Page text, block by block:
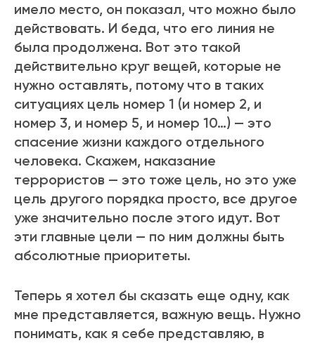
имело место, он показал, что можно было
действовать. И беда, что его линия не
была продолжена. Вот это такой
действительно круг вещей, которые не
нужно оставлять, потому что в таких
ситуациях цель номер 1 (и номер 2, и
номер 3, и номер 5, и номер 10…) — это
спасение жизни каждого отдельного
человека. Скажем, наказание
террористов — это тоже цель, но это уже
цель другого порядка просто, все другое
уже значительно после этого идут. Вот
эти главные цели — по ним должны быть
абсолютные приоритеты.
Теперь я хотел бы сказать еще одну, как
мне представляется, важную вещь. Нужно
понимать, как я себе представляю, в